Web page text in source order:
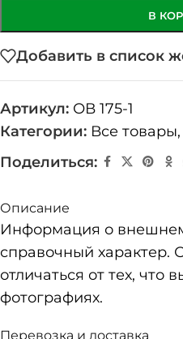
В
Добавить в список
Артикул: ОВ 175-1
Категории: Все товары,
Поделиться:
Описание
Информация о
справочный характер.
отличаться от тех, что
фотографиях.
Перевозка и доставка